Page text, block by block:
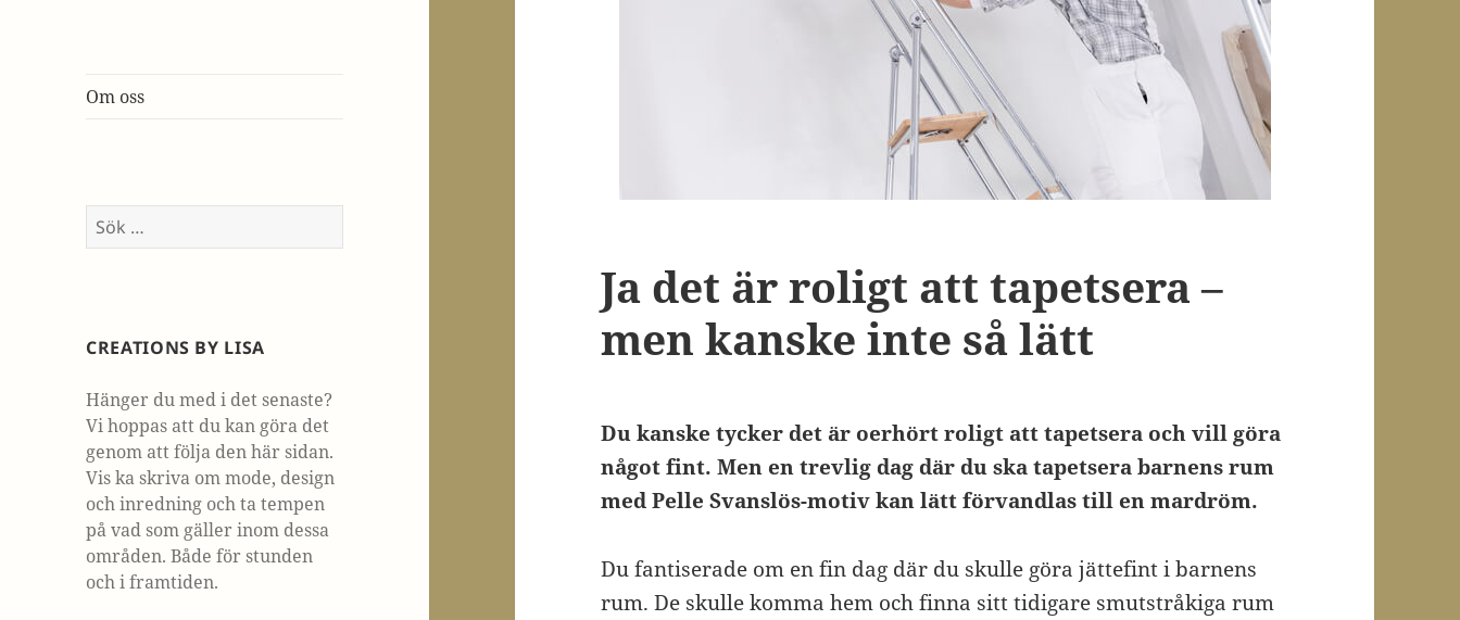
Om oss
Sök
efter:
CREATIONS BY LISA
Hänger du med i det senaste?
Vi hoppas att du kan göra det
genom att följa den här sidan.
Vis ka skriva om mode, design
och inredning och ta tempen
på vad som gäller inom dessa
områden. Både för stunden
och i framtiden.
Ja det är roligt att tapetsera –
men kanske inte så lätt
Du kanske tycker det är oerhört roligt att tapetsera och vill göra
något fint. Men en trevlig dag där du ska tapetsera barnens rum
med Pelle Svanslös-motiv kan lätt förvandlas till en mardröm.
Du fantiserade om en fin dag där du skulle göra jättefint i barnens
rum. De skulle komma hem och finna sitt tidigare smutstråkiga rum